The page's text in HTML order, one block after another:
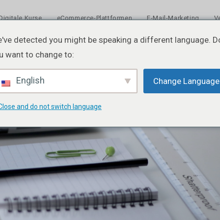
Kurse eCommerce-Plattformen E-Mail-Marketing
detected you might be speaking a different language.
want to change to:
English Change Language
and do not switch language